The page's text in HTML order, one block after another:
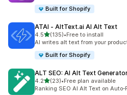
Built for Shopify
ATAI ‑ AltText.ai AI Alt Text
4.55つ星中
(135)
合計レビュー数：135件
•Free to install
AI writes alt text from your
Built for Shopify
ALT SEO: AI Alt Text
4.25つ星中
(23)
合計レビュー数：23件
•Free plan available
Ranking SEO AI Alt Text on